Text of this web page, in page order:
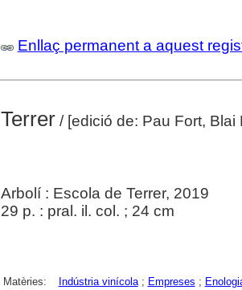
Enllaç permanent a aquest
Terrer/ [edició de: Pau Fort, Blai
Arbolí : Escola de Terrer, 2019
29 p. : pral. il. col. ; 24 cm
Matèries: Indústria vinícola; Empreses ;